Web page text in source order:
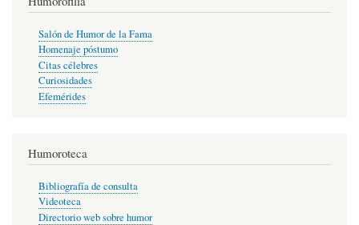
Salón de Humor de la Fama
Homenaje póstumo
Citas célebres
Curiosidades
Efemérides
Humoroteca
Bibliografía de consulta
Videoteca
Directorio web sobre humor